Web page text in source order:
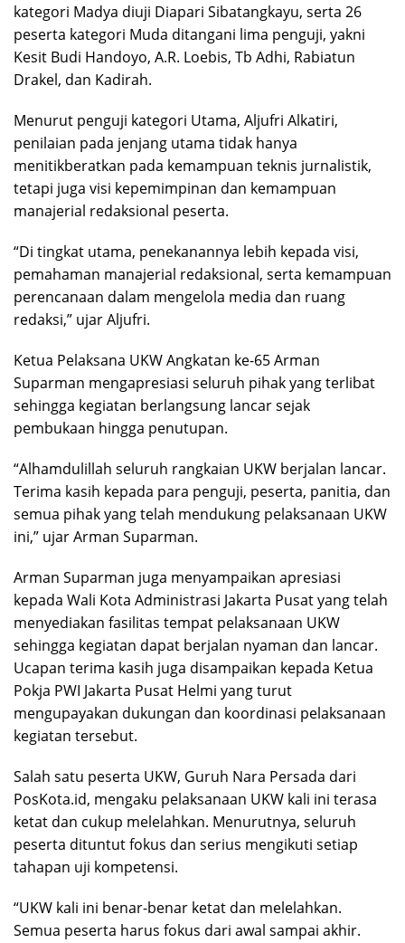
kategori Madya diuji Diapari Sibatangkayu, serta 26
peserta kategori Muda ditangani lima penguji, yakni
Kesit Budi Handoyo, A.R. Loebis, Tb Adhi, Rabiatun
Drakel, dan Kadirah.
Menurut penguji kategori Utama, Aljufri Alkatiri,
penilaian pada jenjang utama tidak hanya
menitikberatkan pada kemampuan teknis jurnalistik,
tetapi juga visi kepemimpinan dan kemampuan
manajerial redaksional peserta.
“Di tingkat utama, penekanannya lebih kepada visi,
pemahaman manajerial redaksional, serta kemampuan
perencanaan dalam mengelola media dan ruang
redaksi,” ujar Aljufri.
Ketua Pelaksana UKW Angkatan ke-65 Arman
Suparman mengapresiasi seluruh pihak yang terlibat
sehingga kegiatan berlangsung lancar sejak
pembukaan hingga penutupan.
“Alhamdulillah seluruh rangkaian UKW berjalan lancar.
Terima kasih kepada para penguji, peserta, panitia, dan
semua pihak yang telah mendukung pelaksanaan UKW
ini,” ujar Arman Suparman.
Arman Suparman juga menyampaikan apresiasi
kepada Wali Kota Administrasi Jakarta Pusat yang telah
menyediakan fasilitas tempat pelaksanaan UKW
sehingga kegiatan dapat berjalan nyaman dan lancar.
Ucapan terima kasih juga disampaikan kepada Ketua
Pokja PWI Jakarta Pusat Helmi yang turut
mengupayakan dukungan dan koordinasi pelaksanaan
kegiatan tersebut.
Salah satu peserta UKW, Guruh Nara Persada dari
PosKota.id, mengaku pelaksanaan UKW kali ini terasa
ketat dan cukup melelahkan. Menurutnya, seluruh
peserta dituntut fokus dan serius mengikuti setiap
tahapan uji kompetensi.
“UKW kali ini benar-benar ketat dan melelahkan.
Semua peserta harus fokus dari awal sampai akhir.